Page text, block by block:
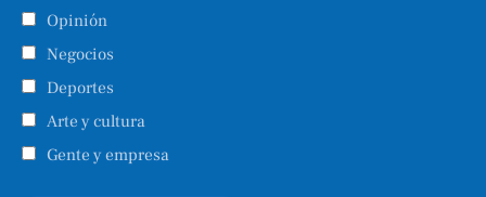
Opinión
Negocios
Deportes
Arte y cultura
Gente y empresa